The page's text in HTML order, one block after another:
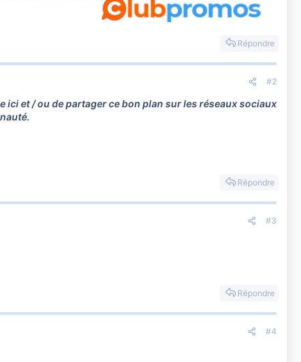
Répondre
#2
et / ou de partager ce bon plan sur les réseaux sociaux
Répondre
#3
Répondre
#4